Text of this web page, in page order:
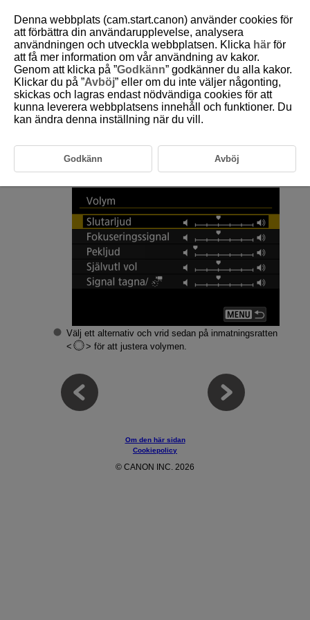
D180-212
Volym
Volymen på kameraljud är justerbar.
Välj [ :Volym
Välj ett alternativ och vrid sedan på inmatningsratten
för att justera volymen.
Om den här sidan
Cookiepolicy
© CANON INC. 2026
Denna webbplats (cam.start.canon) använder cookies för
att förbättra din användarupplevelse, analysera
användningen och utveckla webbplatsen. Klicka här för
att få mer information om vår användning av kakor.
Genom att klicka på ”Godkänn” godkänner du alla kakor.
Klickar du på ”Avböj” eller om du inte väljer någonting,
skickas och lagras endast nödvändiga cookies för att
kunna leverera webbplatsens innehåll och funktioner. Du
kan ändra denna inställning när du vill.
Godkänn Avböj